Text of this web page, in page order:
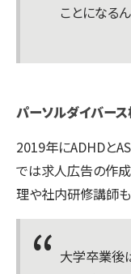
ことになる
パーソルダイバー
2019年にADHDと
では求人広告の作
理や社内研修講師も
大学卒業後